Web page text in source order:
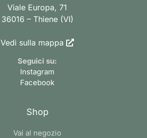
Viale Europa, 71
36016 – Thiene (VI)
Vedi sulla mappa
Seguici su:
Instagram
Facebook
Shop
Vai al negozio